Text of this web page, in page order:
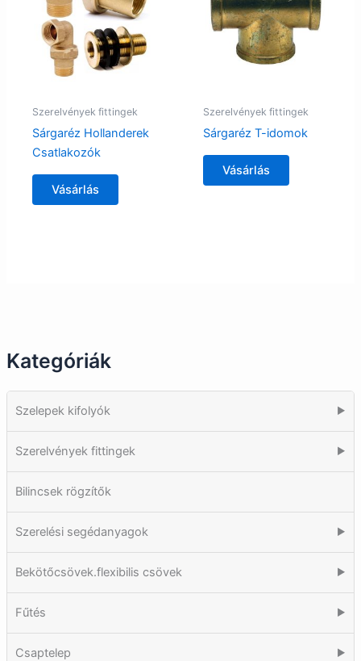
Kategóriák
Szelepek kifolyók ▶
Szerelvények fittingek ▶
Bilincsek rögzítők
Szerelési segédanyagok ▶
Bekötőcsövek.flexibilis csövek ▶
Fűtés ▶
Csaptelep ▶
Szerelvények fittingek
Sárgaréz Hollanderek
Csatlakozók
Vásárlás
Szerelvények fittingek
Sárgaréz T-idomok
Vásárlás